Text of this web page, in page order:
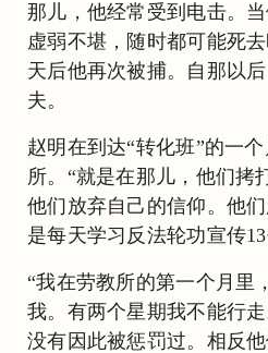
那儿，他经常受到电击。
虚弱不堪，随时都可能死
天后他再次被捕。自那以
夫。
赵明在到达“转化班”的一
所。“就是在那儿，他们拷
他们放弃自己的信仰。他
是每天学习反法轮功宣传
“我在劳教所的第一个月里
我。有两个星期我不能行
没有因此被惩罚过。相反他